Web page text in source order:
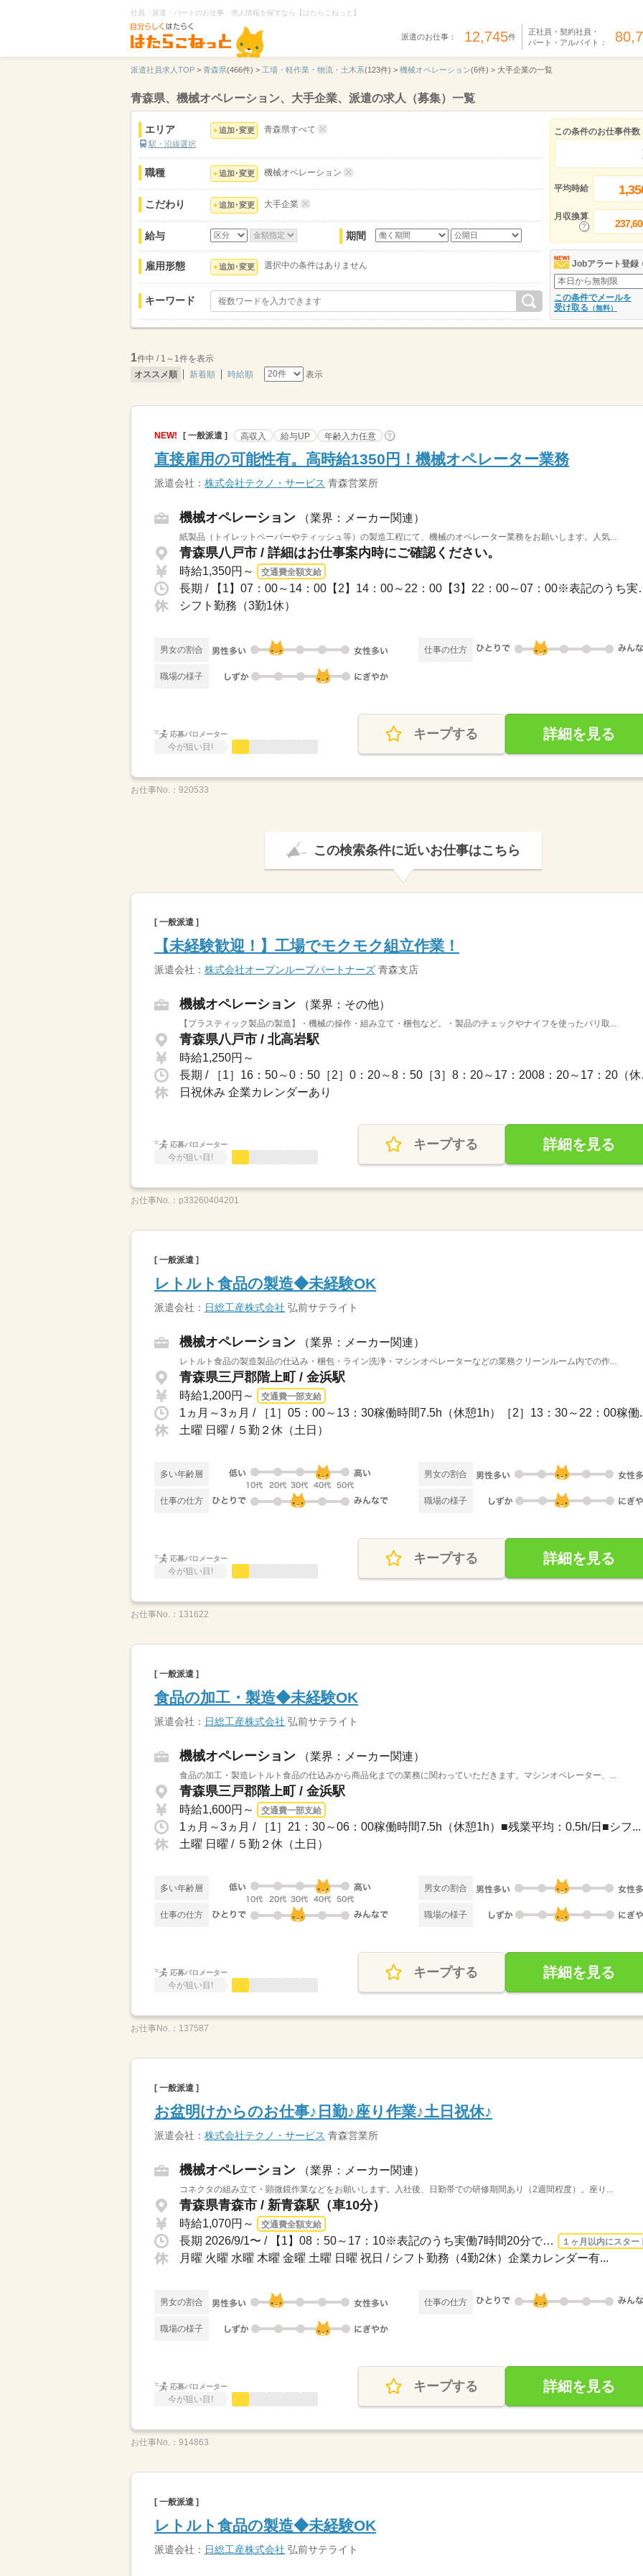
社員・派遣・パートのお仕事・求人情報を探すなら【はたらこねっと】
派遣のお仕事： 12,745件
正社員・契約社員・
パート・アルバイト：
派遣社員求人TOP > 青森県(466件) > 工場・軽作業・物流・土木系(123件) > 機械オペレーション(6件) > 大手企業の一覧
青森県、機械オペレーション、大手企業、派遣の求人（募集）一覧
エリア
駅・沿線選択
追加･変更 青森県すべて
職種 追加･変更 機械オペレーション
こだわり 追加･変更 大手企業
給与 期間
雇用形態 追加･変更 選択中の条件はありません
キーワード
この条件のお仕事件数
平均時給
月収換算
Jobアラート登録
この条件でメールを
受け取る （無料）
1件中 / 1～1件を表示
オススメ順
新着順 時給順 表示
NEW! [ 一般派遣 ] 高収入 給与UP 年齢入力任意 ?
直接雇用の可能性有。高時給1350円！機械オペレーター業務
派遣会社： 株式会社テクノ・サービス 青森営業所
機械オペレーション （業界：メーカー関連）
紙製品（トイレットペーパーやティッシュ等）の製造工程にて、機械のオペレーター業務をお願いします。人気...
青森県八戸市 / 詳細はお仕事案内時にご確認ください。
時給1,350円～ 交通費全額支給
長期 / 【1】07：00
シフト勤務（3勤1休）
男女の割合 仕事の仕方
職場の様子
応募バロメーター
今が狙い目!
キープする 詳細を見る
お仕事No.： 920533
この検索条件に近いお仕事はこちら
[ 一般派遣 ]
【未経験歓迎！】工場でモクモク組立作業！
派遣会社： 株式会社オープンループパートナーズ 青森支店
機械オペレーション （業界：その他）
【プラスティック製品の製造】・機械の操作・組み立て・梱包など。・製品のチェックやナイフを使ったバリ取...
青森県八戸市 / 北高岩駅
時給1,250円～
長期 /
日祝休み 企業カレンダーあり
応募バロメーター
今が狙い目!
キープする 詳細を見る
お仕事No.： p33260404201
[ 一般派遣 ]
レトルト食品の製造◆未経験OK
派遣会社： 日総工産株式会社 弘前サテライト
機械オペレーション （業界：メーカー関連）
レトルト食品の製造製品の仕込み・梱包・ライン洗浄・マシンオペレーターなどの業務クリーンルーム内での作...
青森県三戸郡階上町 / 金浜駅
時給1,200円～ 交通費一部支給
1ヵ月～3ヵ月 / ［1］05：00～13：30稼働時間7.5h（休憩1h）［2］13：30～22：00稼働
土曜 日曜 / ５勤２休（土日）
多い年齢層 男女の割合
仕事の仕方 職場の様子
応募バロメーター
今が狙い目!
キープする 詳細を見る
お仕事No.： 131622
[ 一般派遣 ]
食品の加工・製造◆未経験OK
派遣会社： 日総工産株式会社 弘前サテライト
機械オペレーション （業界：メーカー関連）
食品の加工・製造レトルト食品の仕込みから商品化までの業務に関わっていただきます。マシンオペレーター、...
青森県三戸郡階上町 / 金浜駅
時給1,600円～ 交通費一部支給
1ヵ月～3ヵ月 / ［1］21：30～06：00稼働時間7.5h（休憩1h）■残業平均：0.5h/日■シフ...
土曜 日曜 / ５勤２休（土日）
多い年齢層 男女の割合
仕事の仕方 職場の様子
応募バロメーター
今が狙い目!
キープする 詳細を見る
お仕事No.： 137587
[ 一般派遣 ]
お盆明けからのお仕事♪日勤♪座り作業♪土日祝休♪
派遣会社： 株式会社テクノ・サービス 青森営業所
機械オペレーション （業界：メーカー関連）
コネクタの組み立て・顕微鏡作業などをお願いします。入社後、日勤帯での研修期間あり（2週間程度）。座り...
青森県青森市 / 新青森駅（車10分）
時給1,070円～ 交通費全額支給
長期 2026/9/1〜 / 【1】08：50～17：10※表記のうち実働7時間20分です。 １ヶ月以内にスター
月曜 火曜 水曜 木曜 金曜 土曜 日曜 祝日 / シフト勤務（4勤2休）企業カレンダー有...
男女の割合 仕事の仕方
職場の様子
応募バロメーター
今が狙い目!
キープする 詳細を見る
お仕事No.： 914863
[ 一般派遣 ]
レトルト食品の製造◆未経験OK
派遣会社： 日総工産株式会社 弘前サテライト